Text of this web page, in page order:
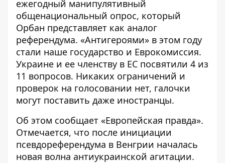
ежегодный манипулятивный
общенациональный опрос, который
Орбан представляет как аналог
референдума. «Антигероями» в этом году
стали наше государство и Еврокомиссия.
Украине и ее членству в ЕС посвятили 4 из
11 вопросов. Никаких ограничений и
проверок на голосовании нет, галочки
могут поставить даже иностранцы.
Об этом сообщает «Европейская правда».
Отмечается, что после инициации
псевдореферендума в Венгрии началась
новая волна антиукраинской агитации.